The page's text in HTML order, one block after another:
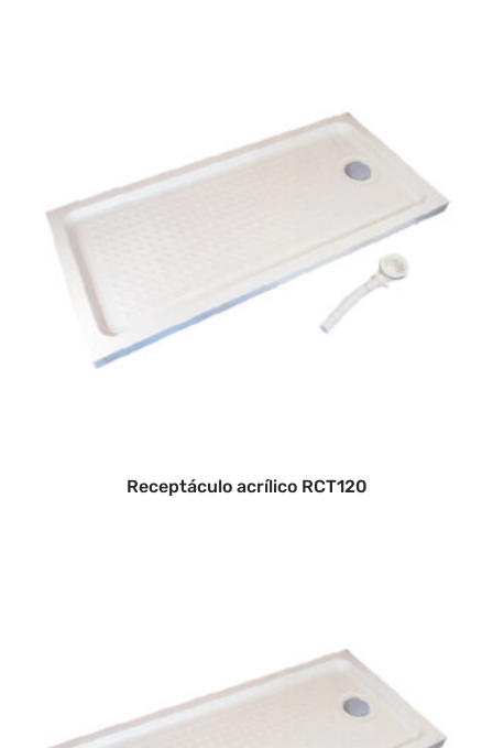
Receptáculo acrílico RCT120